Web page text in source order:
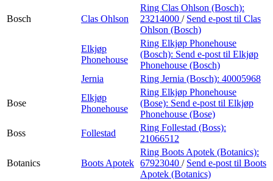
Bosch Clas Ohlson
Ring Clas Ohlson (Bosch):
23214000 / Send e-post til Clas
Ohlson (Bosch)
Elkjøp
Phonehouse
Ring Elkjøp Phonehouse
(Bosch): Send e-post til Elkjøp
Phonehouse (Bosch)
Jernia
Ring Jernia (Bosch): 40005968
Bose
Elkjøp
Phonehouse
Ring Elkjøp Phonehouse
(Bose): Send e-post til Elkjøp
Phonehouse (Bose)
Boss
Follestad
Ring Follestad (Boss):
21066512
Botanics Boots Apotek
Ring Boots Apotek (Botanics):
67923040 / Send e-post til Boots
Apotek (Botanics)